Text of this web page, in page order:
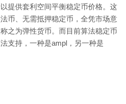
提供套利空间平衡稳定币价格。这
币、无需抵押稳定币，全凭市场意
之为弹性货币。而目前算法稳定币
支持，一种是ampl，另一种是